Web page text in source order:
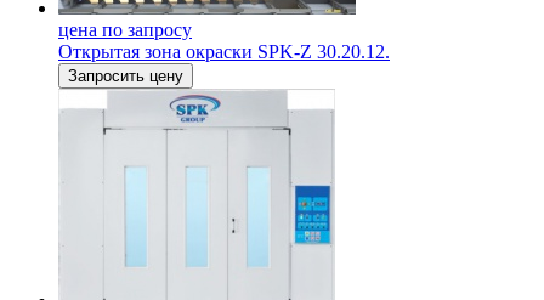
цена по запросу
Открытая зона окраски SPK-Z 30.20.12.
Запросить цену